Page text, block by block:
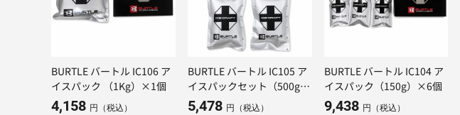
BURTLE バートル IC106 ア
イスパック （1Kg）×1個
4,158 円（税込）
BURTLE バートル IC105 ア
イスパックセット（500g）
×２個
5,478 円（税込）
BURTLE バートル IC104 ア
イスパック（150g）×6個
9,438 円（税込）